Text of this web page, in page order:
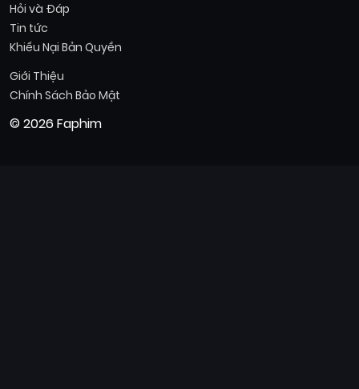
Hỏi và Đáp
Tin tức
Khiếu Nại Bản Quyền
Giới Thiệu
Chính Sách Bảo Mật
© 2026 Faphim